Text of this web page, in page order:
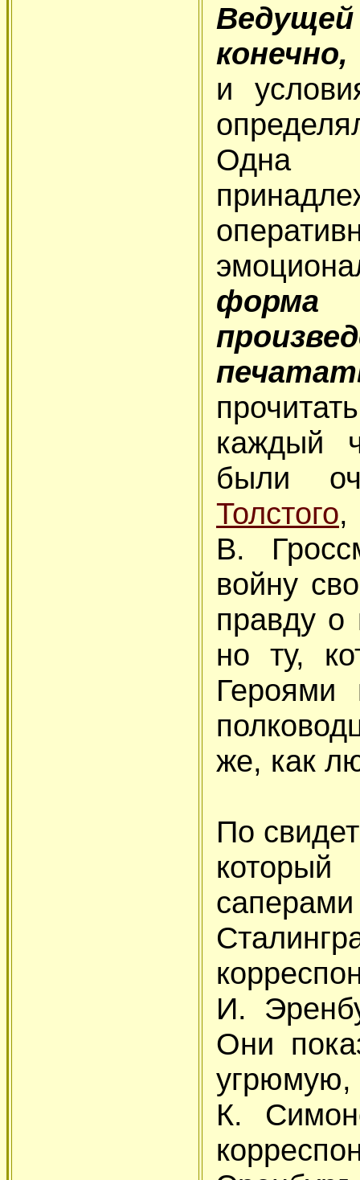
и
Одна
форма
каждый
были
Толстого,
В.
войну
правду
но ту,
Героями
же, как
По
И.
Они
К.